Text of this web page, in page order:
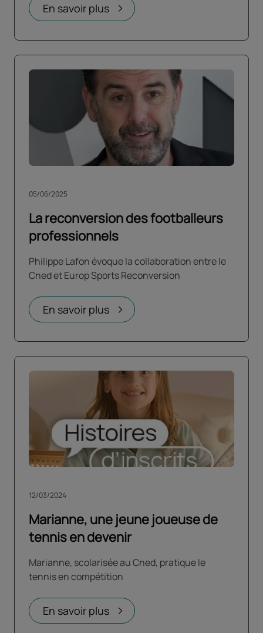
En savoir plus
La reconversion des footballeurs
professionnels
05/06/2025
Philippe Lafon évoque la collaboration entre le
Cned et Europ Sports Reconversion
En savoir plus
Marianne, une jeune joueuse de
tennis en devenir
12/03/2024
Marianne, scolarisée au Cned, pratique le
tennis en compétition
En savoir plus